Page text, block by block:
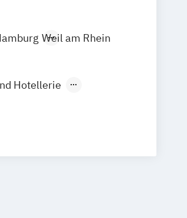
Weil am Rhein
Hotellerie